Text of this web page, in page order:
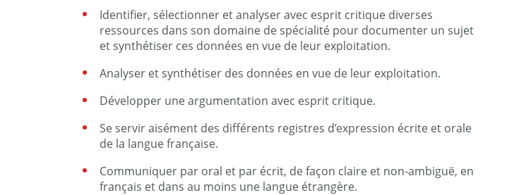
Identifier, sélectionner et analyser avec esprit critique diverses
ressources dans son domaine de spécialité pour documenter un sujet
et synthétiser ces données en vue de leur exploitation.
Analyser et synthétiser des données en vue de leur exploitation.
Développer une argumentation avec esprit critique.
Se servir aisément des différents registres d’expression écrite et orale
de la langue française.
Communiquer par oral et par écrit, de façon claire et non-ambiguë, en
français et dans au moins une langue étrangère.